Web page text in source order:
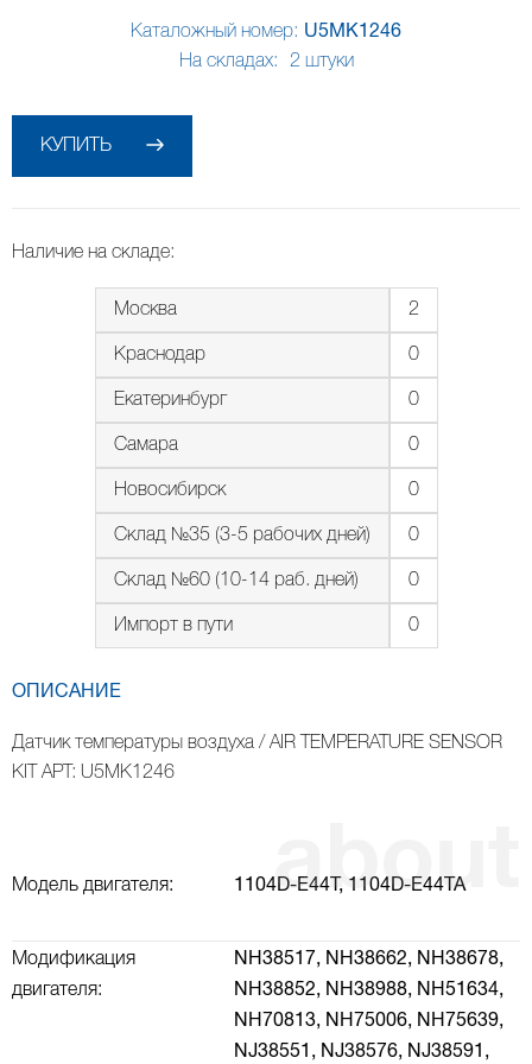
Каталожный номер: U5MK1246
На складах:
2 штуки
КУПИТЬ
Наличие на складе:
Москва
Краснодар
Екатеринбург
Самара
Новосибирск
Склад №35 (3-5 рабочих дней)
Склад №60 (10-14 раб. дней)
Импорт в пути
2
0
0
0
0
0
0
0
ОПИСАНИЕ
Датчик температуры воздуха / AIR TEMPERATURE SENSOR
KIT АРТ: U5MK1246
Модель двигателя: 1104D-E44T, 1104D-E44TA
Модификация
двигателя:
NH38517, NH38662, NH38678,
NH38852, NH38988, NH51634,
NH70813, NH75006, NH75639,
NJ38551, NJ38576, NJ38591,